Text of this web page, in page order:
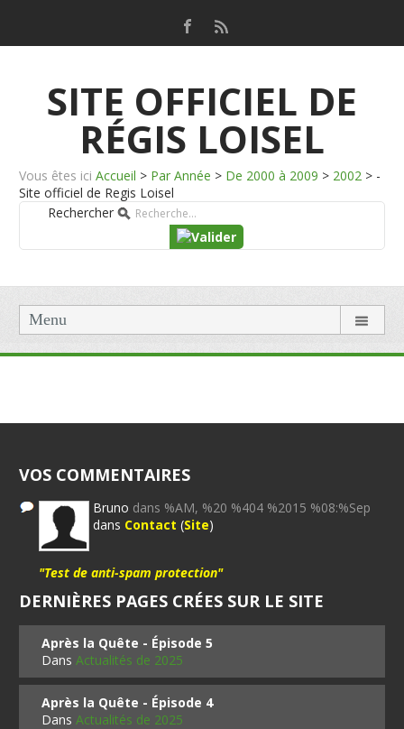
SITE OFFICIEL DE
RÉGIS LOISEL
Vous êtes ici Accueil > Par Année > De 2000 à 2009 > 2002 > -
Site officiel de Regis Loisel
Rechercher
Menu
VOS COMMENTAIRES
Bruno dans %AM, %20 %404 %2015 %08:%Sep
dans Contact (Site)
"Test de anti-spam protection"
DERNIÈRES PAGES CRÉES SUR LE SITE
Après la Quête - Épisode 5
DansActualités de 2025
Après la Quête - Épisode 4
DansActualités de 2025